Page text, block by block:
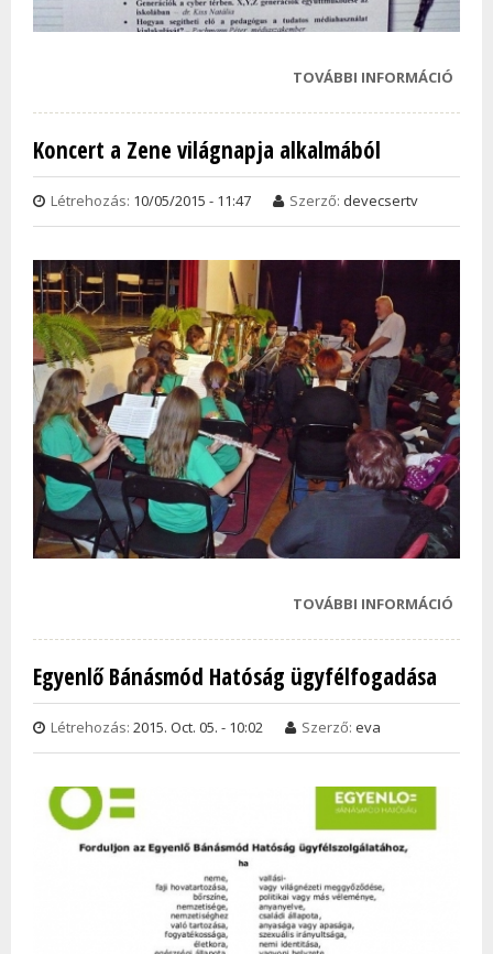
TOVÁBBI INFORMÁCIÓ
Koncert a Zene világnapja alkalmából
Létrehozás: 10/05/2015 - 11:47 Szerző: devecsertv
TOVÁBBI INFORMÁCIÓ
Egyenlő Bánásmód Hatóság ügyfélfogadása
Létrehozás: 2015. Oct. 05. - 10:02 Szerző: eva